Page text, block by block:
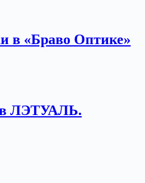
в «Браво Оптике»
в ЛЭТУАЛЬ.